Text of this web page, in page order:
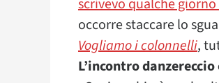
scrivevo qualche
occorre staccare lo
Vogliamo i colonnelli,
L’incontro